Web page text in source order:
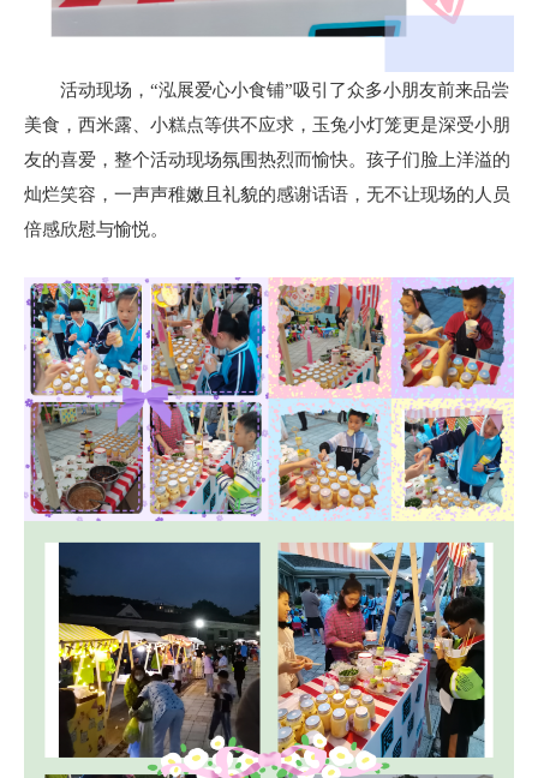
活动现场，“泓展爱心小食铺”吸引了众多小朋友前来品尝
美食，西米露、小糕点等供不应求，玉兔小灯笼更是深受小朋
友的喜爱，整个活动现场氛围热烈而愉快。孩子们脸上洋溢的
灿烂笑容，一声声稚嫩且礼貌的感谢话语，无不让现场的人员
倍感欣慰与愉悦。